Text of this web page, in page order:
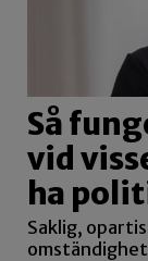
Så
vid
ha
Saklig,